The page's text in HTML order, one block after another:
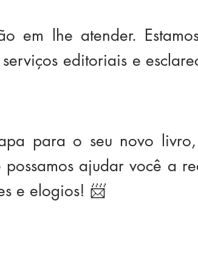
em lhe atender.
editoriais e
para o seu novo
ajudar você a
e elogios! 📨